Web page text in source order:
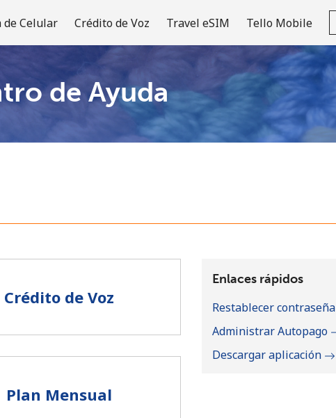
de Celular Crédito de Voz Travel eSIM Tello Mobile
o
de Ayuda
Crédito de Voz
Plan Mensual
Enlaces rápidos
Restablecer contraseña
Administrar Autopago
Descargar aplicación